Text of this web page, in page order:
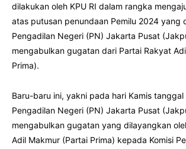
dilakukan oleh KPU RI dalam rangka
atas putusan penundaan Pemilu 2024 yang
Pengadilan Negeri (PN) Jakarta Pusat
mengabulkan gugatan dari Partai Rakyat
Prima).
Baru-baru ini, yakni pada hari Kamis
Pengadilan Negeri (PN) Jakarta Pusat
mengabulkan gugatan yang dilayangkan
Adil Makmur (Partai Prima) kepada Komisi